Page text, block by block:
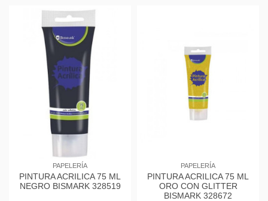
PAPELERÍA
PINTURA ACRILICA 75 ML
NEGRO BISMARK 328519
PAPELERÍA
PINTURA ACRILICA 75 ML
ORO CON GLITTER
BISMARK 328672